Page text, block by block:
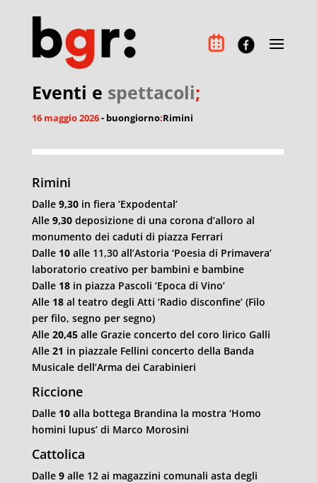
Eventi e spettacoli;
16 maggio 2026- buongiorno:Rimini
Rimini
Dalle 9,30in fiera ‘Expodental’
Alle 9,30deposizione di una corona d’alloro al
monumento dei caduti di piazza Ferrari
Dalle 10alle 11,30 all’Astoria ‘Poesia di Primavera’
laboratorio creativo per bambini e bambine
Dalle 18in piazza Pascoli ‘Epoca di Vino’
Alle18al teatro degli Atti ‘Radio disconfine’ (Filo
per filo, segno per segno)
Alle 20,45alle Grazie concerto del coro lirico Galli
Alle 21 in piazzale Fellini concerto della Banda
Musicale dell’Arma dei Carabinieri
Riccione
Dalle 10alla bottega Brandina la mostra ‘Homo
homini lupus’ di Marco Morosini
Cattolica
Dalle 9alle 12 ai magazzini comunali asta degli